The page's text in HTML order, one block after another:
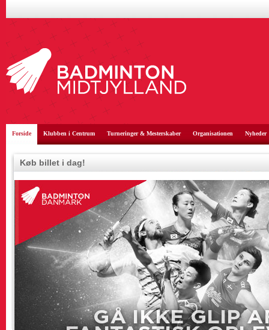
Forside Klubben i Centrum Turneringer & Mesterskaber Organisationen Nyheder
Køb billet i dag!